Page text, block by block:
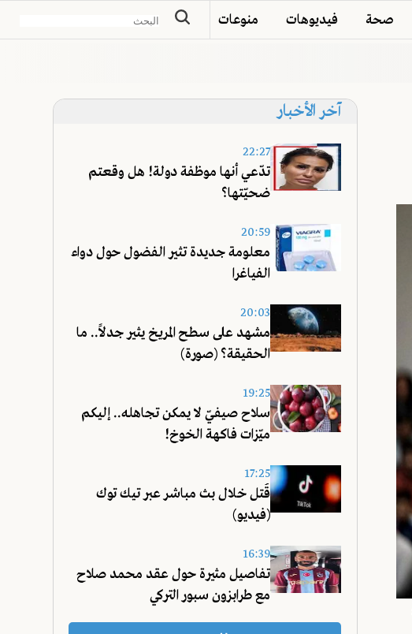
صحة فيديوهات منوعات
آخر الأخبار
22:27
تدّعي أنها موظفة دولة! هل وقعتم
ضحيّتها؟
20:59
معلومة جديدة تثير الفضول حول دواء
الفياغرا
20:03
مشهد على سطح المريخ يثير جدلاً.. ما
الحقيقة؟ (صورة)
19:25
سلاح صيفيّ لا يمكن تجاهله.. إليكم
ميّزات فاكهة الخوخ!
17:25
قُتل خلال بث مباشر عبر تيك توك
(فيديو)
16:39
تفاصيل مثيرة حول عقد محمد صلاح
مع طرابزون سبور التركي